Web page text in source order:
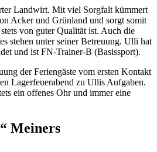
Landwirt. Mit viel Sorgfalt kümmert
Acker und Grünland und sorgt somit
von guter Qualität ist. Auch die
stehen unter seiner Betreuung. Ulli hat
und ist FN-Trainer-B (Basissport).
der Feriengäste vom ersten Kontakt
Lagerfeuerabend zu Ullis Aufgaben.
ein offenes Ohr und immer eine
Meiners